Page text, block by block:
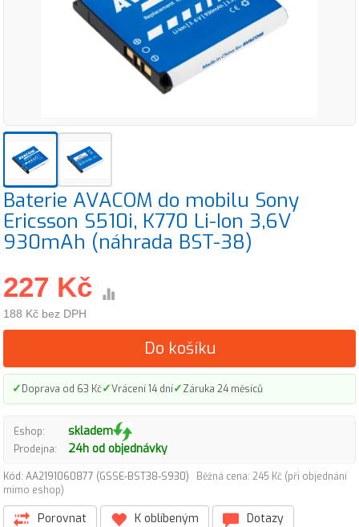
Baterie AVACOM do mobilu Sony
Ericsson S510i, K770 Li-Ion 3,6V
930mAh (náhrada BST-38)
227 Kč
188 Kč bez DPH
Do košíku
✓Doprava od 63 Kč✓Vrácení 14 dní✓Záruka 24 měsíců
Eshop: skladem
Prodejna: 24h od objednávky
Kód: AA2191060877 (GSSE-BST38-S930)
Běžná cena: 245 Kč (při objednání
mimo eshop)
Porovnat K oblíbeným
Dotazy